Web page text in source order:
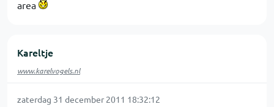
area
Kareltje
www.karelvogels.nl
zaterdag 31 december 2011 18:32:12